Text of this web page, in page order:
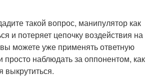
такой вопрос, манипулятор как
и потеряет цепочку воздействия на
можете уже применять ответную
наблюдать за оппонентом, как
выкрутиться.